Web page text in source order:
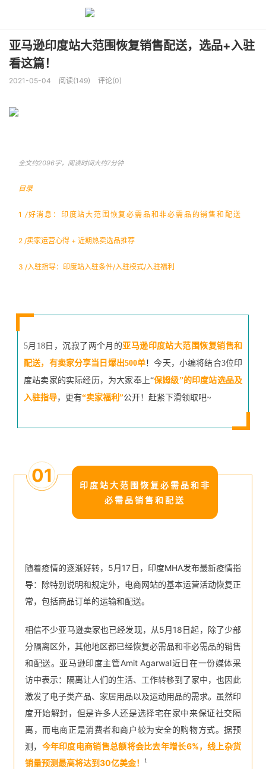
亚马逊印度站大范围恢复销售配送，选品+入驻
看这篇！
2021-05-04 阅读(149) 评论(0)
全文约2096字，阅读时间大约7分钟
目录
1 /好消息：印度站大范围恢复必需品和非必需品的销售和配送
2 /卖家运营心得 + 近期热卖选品推荐
3 /入驻指导：印度站入驻条件/入驻模式/入驻福利
5月18日，沉寂了两个月的亚马逊印度站大范围恢复销售和
配送，有卖家分享当日爆出500单！今天，小编将结合3位印
度站卖家的实际经历，为大家奉上“保姆级”的印度站选品及
入驻指导，更有“卖家福利”公开！赶紧下滑领取吧~
01
印度站大范围恢复必需品和非
必需品销售和配送
随着疫情的逐渐好转，5月17日，印度MHA发布最新疫情指
导：除特别说明和规定外，电商网站的基本运营活动恢复正
常，包括商品订单的运输和配送。
相信不少亚马逊卖家也已经发现，从5月18日起，除了少部
分隔离区外，其他地区都已经恢复必需品和非必需品的销售
和配送。亚马逊印度主管Amit Agarwal近日在一份媒体采
访中表示：隔离让人们的生活、工作转移到了家中，也因此
激发了电子类产品、家居用品以及运动用品的需求。虽然印
度开始解封，但是许多人还是选择宅在家中来保证社交隔
离，而电商正是消费者和商户较为安全的购物方式。据预
测， 今年印度电商销售总额将会比去年增长6%，线上杂货
销量预测最高将达到30亿美金！
1